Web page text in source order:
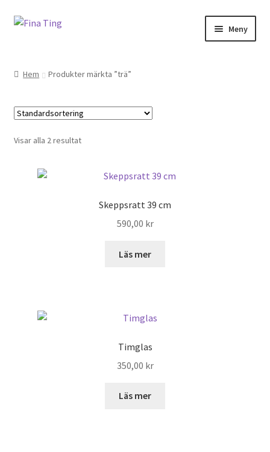
Hoppa
Hoppa
Meny
Inspiration
Hem Produkter märkta ”trä”
Visar alla 2 resultat
Skeppsratt 39 cm
590,00 kr
Läs mer
Timglas
350,00 kr
Läs mer